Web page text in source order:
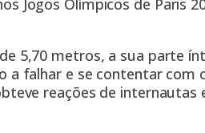
Jogos Olímpicos de Paris
5,70 metros, a sua parte
a falhar e se contentar com
reações de